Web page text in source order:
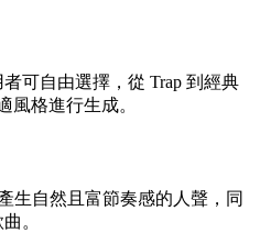
可自由選擇，從 Trap 到經典
風格進行生成。
生自然且富節奏感的人聲，同
。